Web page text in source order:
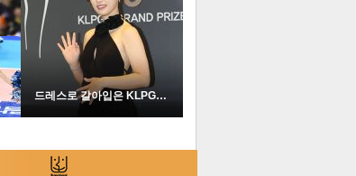
스포츠 포토
드레스로 갈아입은 KLPGA …